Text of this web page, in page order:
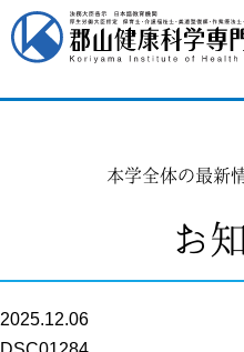
本学全体の最新
お
2025.12.06